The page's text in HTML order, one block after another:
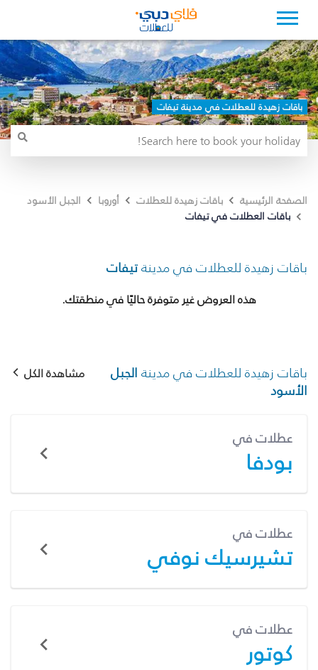
باقات زهيدة للعطلات في مدينة تيفات
الصفحة الرئيسية باقات زهيدة للعطلات أوروبا
الجبل الأسود
باقات العطلات في تيفات
باقات زهيدة للعطلات في مدينةتيفات
هذه العروض غير متوفرة حاليًا في منطقتك.
باقات زهيدة للعطلات في مدينة الجبل
الأسود
مشاهدة الكل
عطلات في
بودفا
عطلات في
تشيرسيك نوفي
عطلات في
كوتور